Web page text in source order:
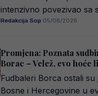
intenzivno povezivao sa
Redakcija Sop·05/08/2026
Promjena: Poznata
Borac – Velež, evo hoće
Fudbaleri Borca ostali su
Bosne i Hercegovine u